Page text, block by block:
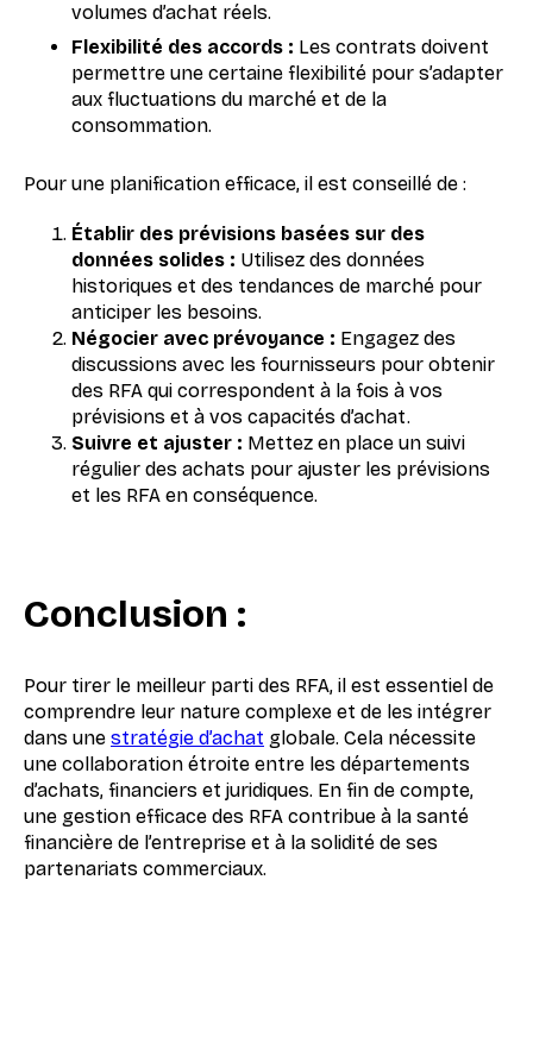
volumes d’achat réels.
Flexibilité des accords : Les contrats doivent
permettre une certaine flexibilité pour s’adapter
aux fluctuations du marché et de la
consommation.
Pour une planification efficace, il est conseillé de :
Établir des prévisions basées sur des
données solides : Utilisez des données
historiques et des tendances de marché pour
anticiper les besoins.
Négocier avec prévoyance : Engagez des
discussions avec les fournisseurs pour obtenir
des RFA qui correspondent à la fois à vos
prévisions et à vos capacités d’achat.
Suivre et ajuster : Mettez en place un suivi
régulier des achats pour ajuster les prévisions
et les RFA en conséquence.
Conclusion :
Pour tirer le meilleur parti des RFA, il est essentiel de
comprendre leur nature complexe et de les intégrer
dans une stratégie d’achat globale. Cela nécessite
une collaboration étroite entre les départements
d’achats, financiers et juridiques. En fin de compte,
une gestion efficace des RFA contribue à la santé
financière de l’entreprise et à la solidité de ses
partenariats commerciaux.